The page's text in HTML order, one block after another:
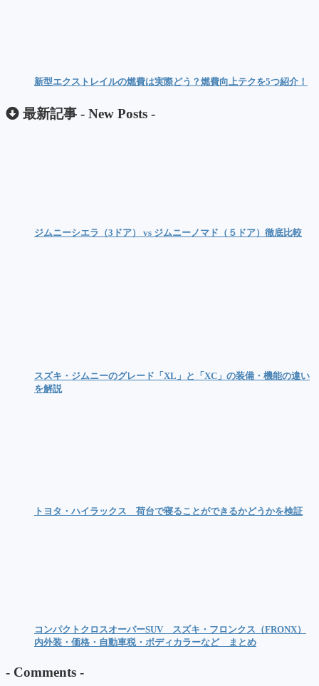
新型エクストレイルの燃費は実際どう？燃費向上テクを5つ紹介！
最新記事 - New Posts -
ジムニーシエラ（3ドア） vs ジムニーノマド（５ドア）徹底比較
スズキ・ジムニーのグレード「XL」と「XC」の装備・機能の違い
を解説
トヨタ・ハイラックス 荷台で寝ることができるかどうかを検証
コンパクトクロスオーバーSUV スズキ・フロンクス（FRONX）
内外装・価格・自動車税・ボディカラーなど まとめ
- Comments -